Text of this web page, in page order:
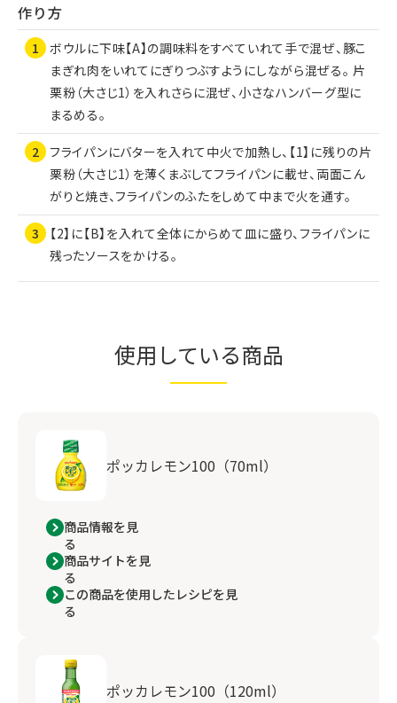
作り方
ボウルに下味【A】の調味料をすべていれて手で混ぜ、豚こ
まぎれ肉をいれてにぎりつぶすようにしながら混ぜる。 片
栗粉（大さじ1）を入れさらに混ぜ、小さなハンバーグ型に
まるめる。
フライパンにバターを入れて中火で加熱し、【1】に残りの片
栗粉（大さじ1）を薄くまぶしてフライパンに載せ、両面こん
がりと焼き、フライパンのふたをしめて中まで火を通す。
【2】に【B】を入れて全体にからめて皿に盛り、フライパンに
残ったソースをかける。
使用している商品
ポッカレモン100（70ml）
商品情報を見
る
商品サイトを見
る
この商品を使用したレシピを見
る
ポッカレモン100（120ml）